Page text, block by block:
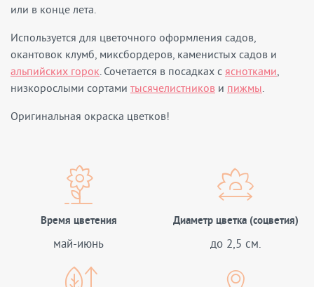
или в конце лета.
Используется для цветочного оформления садов,
окантовок клумб, миксбордеров, каменистых садов и
альпийских горок. Сочетается в посадках с яснотками,
низкорослыми сортами тысячелистников и пижмы.
Оригинальная окраска цветков!
Время цветения
май-июнь
Диаметр цветка (соцветия)
до 2,5 см.